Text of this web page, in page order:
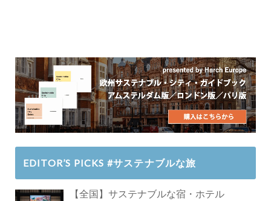
EDITOR’S PICKS #サステナブルな旅
【全国】サステナブルな宿・ホテル